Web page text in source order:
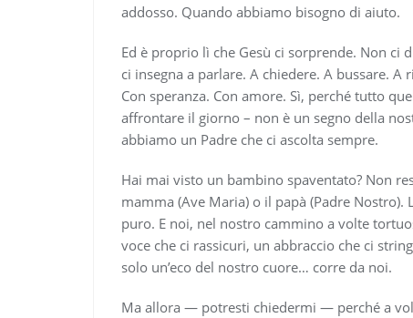
addosso. Quando abbiamo bisogno di aiuto.
Ed è proprio lì che Gesù ci sorprende. Non ci
ci insegna a parlare. A chiedere. A bussare.
Con speranza. Con amore. Sì, perché tutto
affrontare il giorno – non è un segno della
abbiamo un Padre che ci ascolta sempre.
Hai mai visto un bambino spaventato? Non
mamma (Ave Maria) o il papà (Padre Nostro).
puro. E noi, nel nostro cammino a volte
voce che ci rassicuri, un abbraccio che ci
solo un’eco del nostro cuore… corre da noi.
Ma allora — potresti chiedermi — perché a